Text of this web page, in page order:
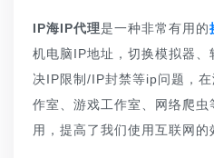
IP海IP代理是一种非常有用的
机电脑IP地址，切换模拟器
决IP限制/IP封禁等ip问题，
作室、游戏工作室、网络爬
用，提高了我们使用互联网的